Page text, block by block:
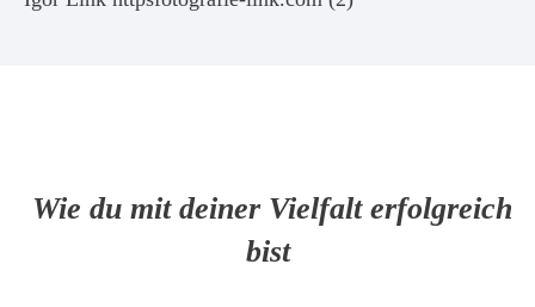
Wie du mit deiner Vielfalt erfolgreich
bist